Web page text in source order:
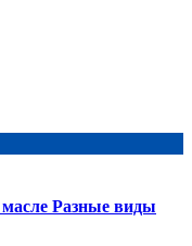
масле Разные виды